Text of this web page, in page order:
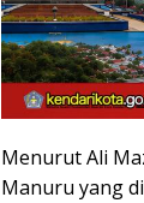
Menurut Ali
Manuru yang